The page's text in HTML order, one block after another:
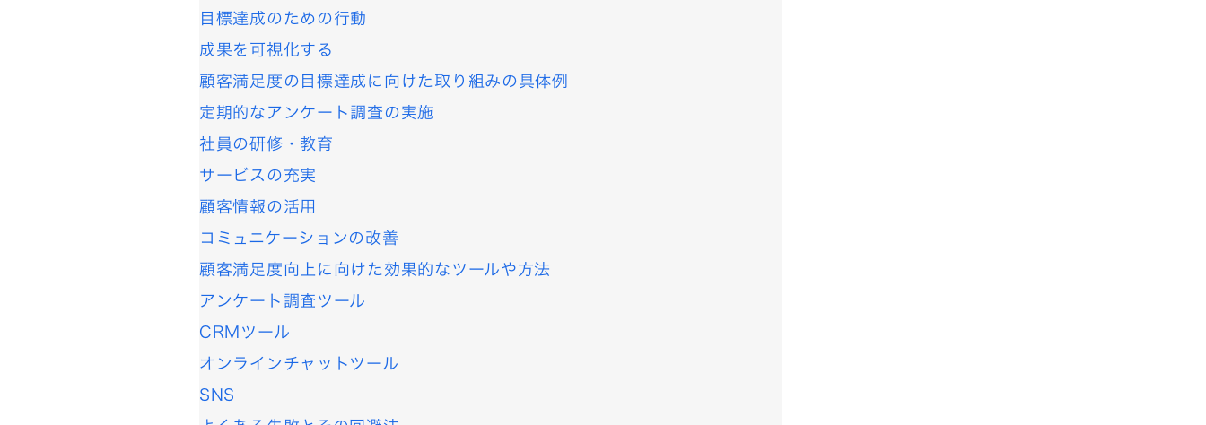
目標達成のための行動
成果を可視化する
顧客満足度の目標達成に向けた取り組みの具体例
定期的なアンケート調査の実施
社員の研修・教育
サービスの充実
顧客情報の活用
コミュニケーションの改善
顧客満足度向上に向けた効果的なツールや方法
アンケート調査ツール
CRMツール
オンラインチャットツール
SNS